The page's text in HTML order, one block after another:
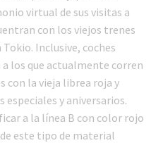
virtual de sus visitas a
con los viejos trenes
Inclusive, coches
los que actualmente corren
con la vieja librea roja y
especiales y aniversarios.
a la línea B con color rojo
este tipo de material